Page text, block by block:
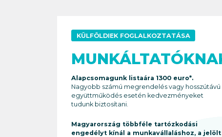
KÜLFÖLDIEK FOGLALKOZTATÁSA
Alapcsomagunk listaára 1300 euro*.
Nagyobb számú megrendelés vagy hosszútávú
együttműködés esetén kedvezményeket
tudunk biztosítani.
Magyarország többféle tartózkodási
engedélyt kínál a munkavállaláshoz, a jelölt